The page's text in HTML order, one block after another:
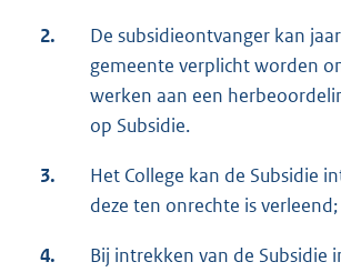
2.
De subsidieontvanger kan
gemeente verplicht worden
werken aan een
op Subsidie.
3.
Het College kan de Subsidie
deze ten onrechte is verleend;
4.
Bij intrekken van de Subsidie